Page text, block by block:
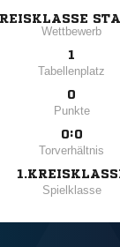
Wettbewerb
1
Tabellenplatz
0
Punkte
0:0
Torverhältnis
Spielklasse